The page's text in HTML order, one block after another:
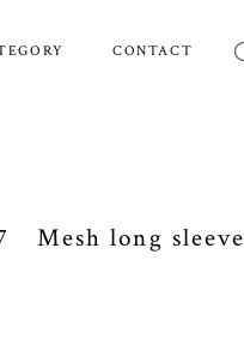
CONTACT
Mesh long sleeve